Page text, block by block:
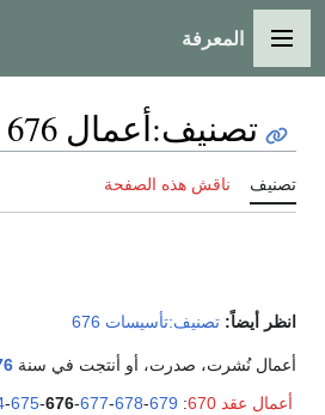
القائمة الرئيسية
المعرفة
تصنيف:أعمال 676
تصنيف ناقش هذه الصفحة
انظر أيضاً: تصنيف:تأسيسات 676
أعمال نُشرت، صدرت، أو أنتجت في سنة
أعمال عقد 670
:
-675-676-677-678-679